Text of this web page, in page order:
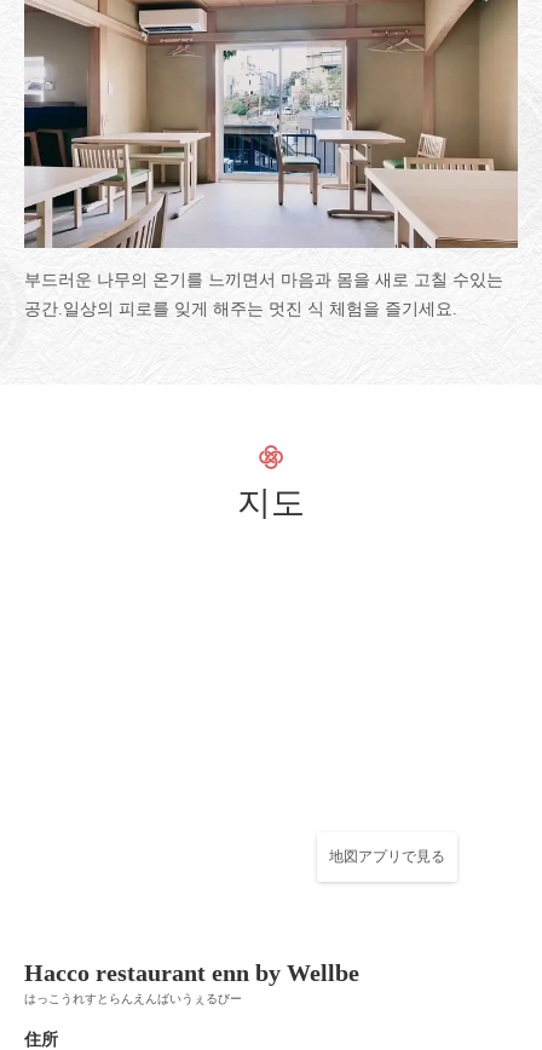
부드러운 나무의 온기를 느끼면서 마음과 몸을 새로 고칠 수있는
공간.일상의 피로를 잊게 해주는 멋진 식 체험을 즐기세요.
지도
地図アプリで見る
Hacco restaurant enn by Wellbe
はっこうれすとらんえんばいうぇるびー
住所